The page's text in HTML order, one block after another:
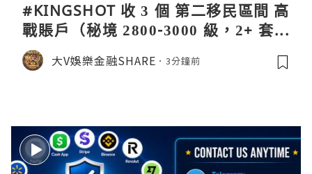
#KINGSHOT 收 3 個 第二移民區間 高
戰賬戶（秘境 2800-3000 級，2+ 套英
雄裝備），只限香港玩家面交，簽署正
式合約保障雙方權益！ 九月移民開之
大V娛樂金融SHARE 3分鐘前